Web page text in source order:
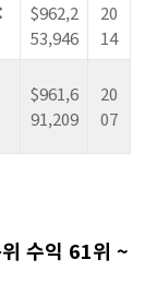
$962,2
53,946
20
14
$961,6
91,209
20
07
수익 61위 ~